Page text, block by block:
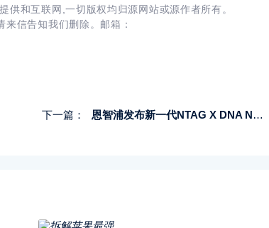
供和互联网,一切版权均归源网站或源作者所有。
来信告知我们删除。邮箱：
下一篇： 恩智浦发布新一代NTAG X DNA NFC互联标签，实现安全身份验证